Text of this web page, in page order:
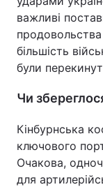
важливі
більшість
були
Чи
Кінбурнська
ключового
Очакова,
для